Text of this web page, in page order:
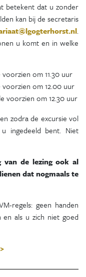
betekent dat u zonder
kan bij de secretaris
.
u komt en in welke
om 11.30 uur
om 12.00 uur
voorzien om 12.30 uur
zodra de excursie vol
ingedeeld bent. Niet
van de lezing ook al
dat nogmaals te
regels: geen handen
en als u zich niet goed